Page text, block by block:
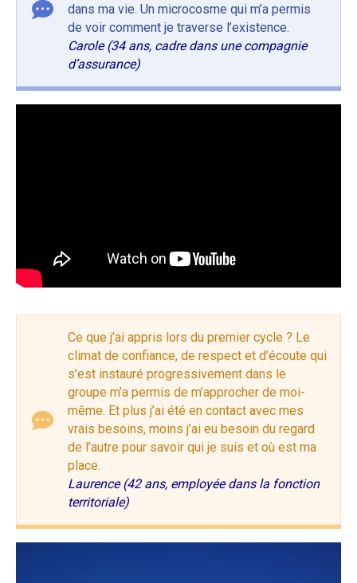
dans ma vie. Un microcosme qui m’a permis
de voir comment je traverse l’existence.
Carole (34 ans, cadre dans une compagnie
d’assurance)
Ce que j’ai appris lors du premier cycle ? Le
climat de confiance, de respect et d’écoute qui
s’est instauré progressivement dans le
groupe m’a permis de m’approcher de moi-
même. Et plus j’ai été en contact avec mes
vrais besoins, moins j’ai eu besoin du regard
de l’autre pour savoir qui je suis et où est ma
place.
Laurence (42 ans, employée dans la fonction
territoriale)